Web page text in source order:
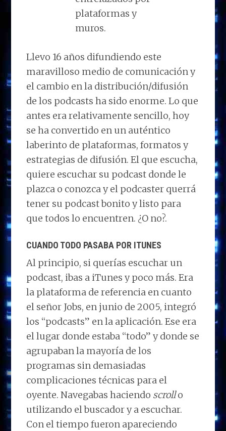
Llevo 16 años difundiendo este
maravilloso medio de comunicación y
el cambio en la distribución/difusión
de los podcasts ha sido enorme. Lo que
antes era relativamente sencillo, hoy
se ha convertido en un auténtico
laberinto de plataformas, formatos y
estrategias de difusión. El que escucha,
quiere escuchar su podcast donde le
plazca o conozca y el podcaster querrá
tener su podcast bonito y listo para
que todos lo encuentren. ¿O no?.
CUANDO TODO PASABA POR ITUNES
Al principio, si querías escuchar un
podcast, ibas a iTunes y poco más. Era
la plataforma de referencia en cuanto
el señor Jobs, en junio de 2005, integró
los “podcasts” en la aplicación. Ese era
el lugar donde estaba “todo” y donde se
agrupaban la mayoría de los
programas sin demasiadas
complicaciones técnicas para el
oyente. Navegabas haciendo scrollo
utilizando el buscador y a escuchar.
Con el tiempo fueron apareciendo